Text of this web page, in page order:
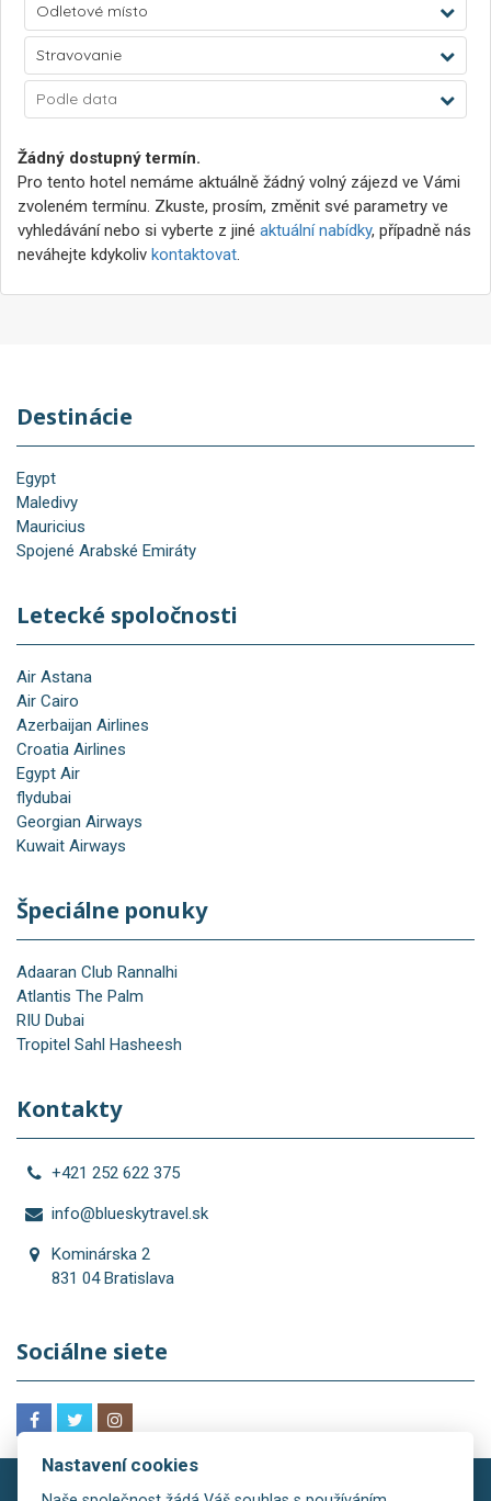
Odletové místo
Stravovanie
Podle data
Žádný dostupný termín.
Pro tento hotel nemáme aktuálně žádný volný zájezd ve Vámi
zvoleném termínu. Zkuste, prosím, změnit své parametry ve
vyhledávání nebo si vyberte z jiné aktuální nabídky, případně nás
neváhejte kdykoliv kontaktovat.
Destinácie
Egypt
Maledivy
Mauricius
Spojené Arabské Emiráty
Letecké spoločnosti
Air Astana
Air Cairo
Azerbaijan Airlines
Croatia Airlines
Egypt Air
flydubai
Georgian Airways
Kuwait Airways
Špeciálne ponuky
Adaaran Club Rannalhi
Atlantis The Palm
RIU Dubai
Tropitel Sahl Hasheesh
Kontakty
+421 252 622 375
info@blueskytravel.sk
Kominárska 2
831 04 Bratislava
Sociálne siete
Nastavení cookies